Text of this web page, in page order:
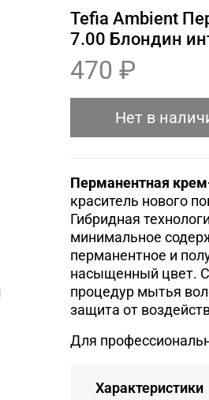
Tefia Ambient
7.00 Блондин
470 ₽
Нет в
Перманентная
краситель нового
Гибридная
минимальное
перманентное и
насыщенный цвет.
процедур мытья
защита от
Для
Характеристики